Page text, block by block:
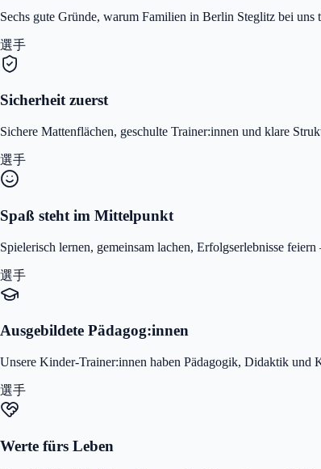
Sechs gute Gründe, warum Familien in Berlin Steglitz bei uns
選手
Sicherheit zuerst
Sichere Mattenflächen, geschulte Trainer:innen und klare
選手
Spaß steht im Mittelpunkt
Spielerisch lernen, gemeinsam lachen, Erfolgserlebnisse
選手
Ausgebildete Pädagog:innen
Unsere Kinder-Trainer:innen haben Pädagogik, Didaktik und
選手
Werte fürs Leben